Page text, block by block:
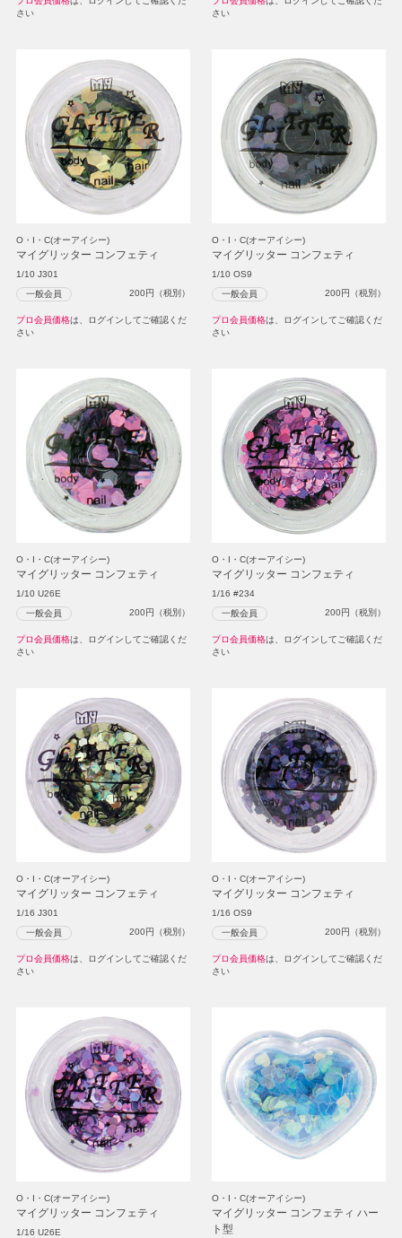
さい
さい
O・I・C(オーアイシー)
マイグリッター コンフェティ
1/10 J301
一般会員 200円（税別）
プロ会員価格は、ログインしてご確認くだ
さい
O・I・C(オーアイシー)
マイグリッター コンフェティ
1/10 OS9
一般会員 200円（税別）
プロ会員価格は、ログインしてご確認くだ
さい
O・I・C(オーアイシー)
マイグリッター コンフェティ
1/10 U26E
一般会員 200円（税別）
プロ会員価格は、ログインしてご確認くだ
さい
O・I・C(オーアイシー)
マイグリッター コンフェティ
1/16 #234
一般会員 200円（税別）
プロ会員価格は、ログインしてご確認くだ
さい
O・I・C(オーアイシー)
マイグリッター コンフェティ
1/16 J301
一般会員 200円（税別）
プロ会員価格は、ログインしてご確認くだ
さい
O・I・C(オーアイシー)
マイグリッター コンフェティ
1/16 OS9
一般会員 200円（税別）
プロ会員価格は、ログインしてご確認くだ
さい
O・I・C(オーアイシー)
マイグリッター コンフェティ
1/16 U26E
O・I・C(オーアイシー)
マイグリッター コンフェティ ハー
ト型